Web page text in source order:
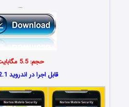
…
حجم: 5.5 مگابایت
قابل اجرا در اندروید 2.1 به بالا